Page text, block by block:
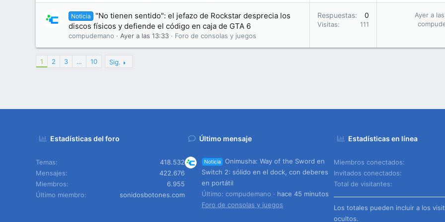
Noticia
"No tienen sentido": el jefazo de Rockstar desprecia los
discos físicos y defiende el código en caja de GTA 6
compudemano Ayer a las 13:33 Foro de consolas y juegos
Respuestas 0
Visitas 111
Ayer a
1 2 3 … 10 Sig.
Estadísticas del foro
Temas
418.532
Mensajes
422.676
Miembros
6.955
Último miembro
sonidosbotones.com
Último mensaje
Noticia
Onimusha: Way of the Sword en
Switch 2: sólido en el dock, con deberes
en portátil
Último: compudemano
hace 45 minutos
Foro de consolas y juegos
Estadísticas en línea
Miembros conectados
Invitados conectados
Total de visitantes
Los totales pueden incluir a los
ocultos.